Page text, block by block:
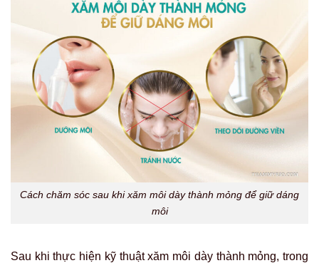
Cách chăm sóc sau khi xăm môi dày thành mỏng để giữ dáng
môi
Sau khi thực hiện kỹ thuật xăm môi dày thành mỏng, trong